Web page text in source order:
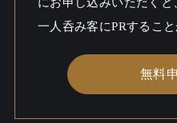
にお申し込みいただくと
一人呑み客にPRすること
無料